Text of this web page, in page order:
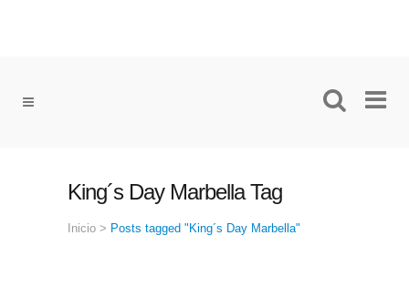
King´s Day Marbella Tag
Inicio > Posts tagged "King´s Day Marbella"